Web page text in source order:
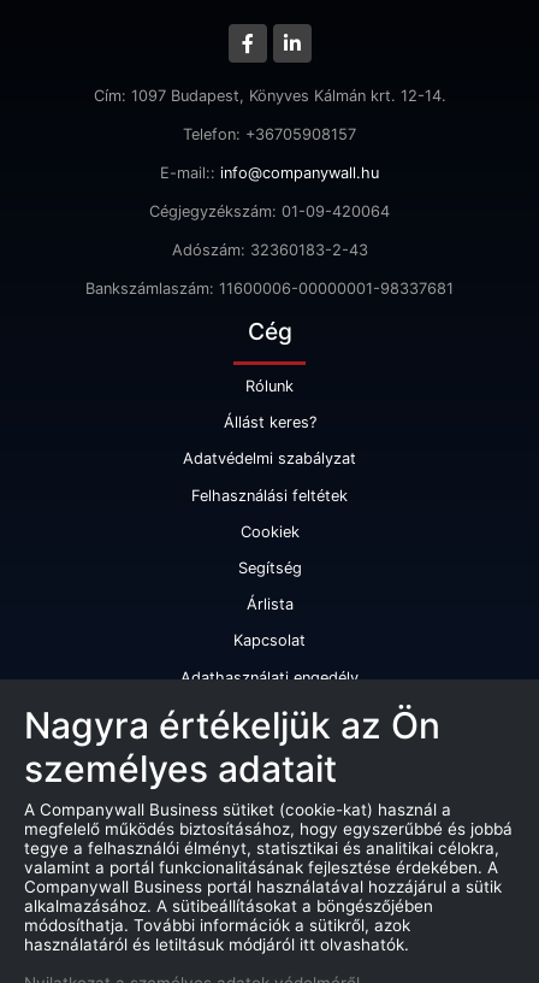
Cím: 1097 Budapest, Könyves Kálmán krt. 12-14.
Telefon: +36705908157
E-mail:: info@companywall.hu
Cégjegyzékszám: 01-09-420064
Adószám: 32360183-2-43
Bankszámlaszám: 11600006-00000001-98337681
Cég
Rólunk
Állást keres?
Adatvédelmi szabályzat
Felhasználási feltétek
Cookiek
Segítség
Árlista
Kapcsolat
Adathasználati engedély
Szolgáltatásaink
Cégminősítés
Cégminősítési riport
Kiváló cégminősítési tanúsítvány
Termékek
Companywall Business - Adattovábbítási szerződés
Nagyra értékeljük az Ön
személyes adatait
A Companywall Business sütiket (cookie-kat) használ a
megfelelő működés biztosításához, hogy egyszerűbbé és jobbá
tegye a felhasználói élményt, statisztikai és analitikai célokra,
valamint a portál funkcionalitásának fejlesztése érdekében. A
Companywall Business portál használatával hozzájárul a sütik
alkalmazásához. A sütibeállításokat a böngészőjében
módosíthatja. További információk a sütikről, azok
használatáról és letiltásuk módjáról itt olvashatók.